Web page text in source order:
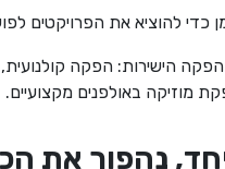
את הפרויקטים לפועל לקראת
ההפקה הישירות: הפקה
מוזיקה באולפנים מקצועיים.
נהפוך את